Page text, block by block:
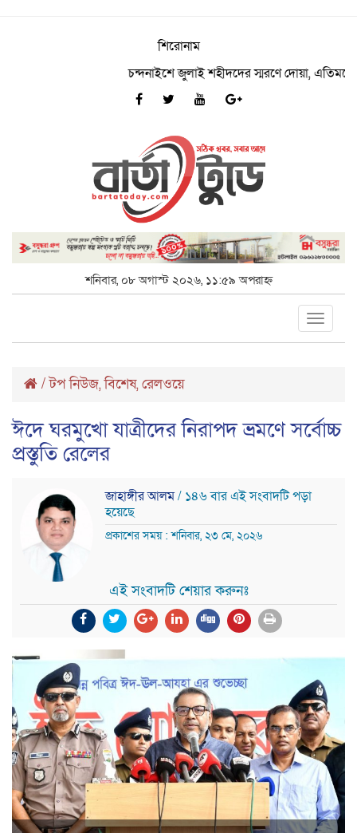
শিরোনাম
চন্দনাইশে জুলাই শহীদদের স্মরণে দোয়া, এতিমদের মাঝে
শনিবার, ০৮ অগাস্ট ২০২৬, ১১:৫৯ অপরাহ্ন
Toggle
/টপ নিউজ,বিশেষ,রেলওয়ে
ঈদে ঘরমুখো যাত্রীদের নিরাপদ ভ্রমণে সর্বোচ্চ
প্রস্তুতি রেলের
জাহাঙ্গীর আলম/ ১৪৬ বার এই সংবাদটি পড়া
হয়েছে
প্রকাশের সময় : শনিবার, ২৩ মে, ২০২৬
এই সংবাদটি শেয়ার করুনঃ